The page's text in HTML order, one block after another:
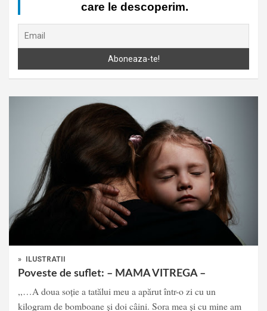
care le descoperim.
» ILUSTRATII
Poveste de suflet: – MAMA VITREGA –
,,…A doua soție a tatălui meu a apărut într-o zi cu un
kilogram de bomboane și doi câini. Sora mea și cu mine am